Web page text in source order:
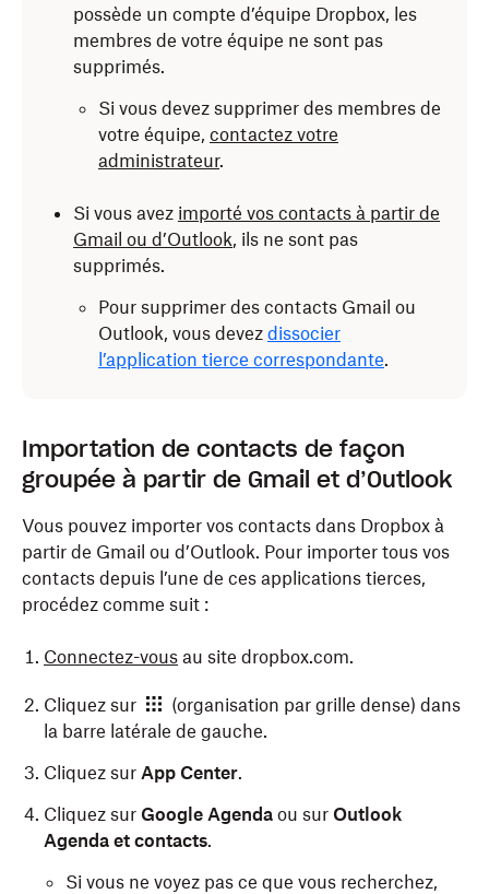
possède un compte d’équipe Dropbox, les
membres de votre équipe ne sont pas
supprimés.
Si vous devez supprimer des membres de
votre équipe, contactez votre
administrateur.
Si vous avez importé vos contacts à partir de
Gmail ou d’Outlook, ils ne sont pas
supprimés.
Pour supprimer des contacts Gmail ou
Outlook, vous devez dissocier
l’application tierce correspondante.
Importation de contacts de façon
groupée à partir de Gmail et d’Outlook
Vous pouvez importer vos contacts dans Dropbox à
partir de Gmail ou d’Outlook. Pour importer tous vos
contacts depuis l’une de ces applications tierces,
procédez comme suit :
Connectez-vous au site dropbox.com.
Cliquez sur
(organisation par grille dense) dans
la barre latérale de gauche.
Cliquez sur App Center.
Cliquez sur Google Agenda ou sur Outlook
Agenda et contacts.
Si vous ne voyez pas ce que vous recherchez,